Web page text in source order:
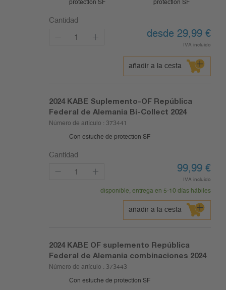
protection SF protection SF
Cantidad
desde 29,99 €
IVA incluido
añadir a la cesta
2024 KABE Suplemento-OF República
Federal de Alemania Bi-Collect 2024
Número de artículo : 373441
Con estuche de protection SF
Cantidad
99,99 €
IVA incluido
disponible, entrega en 5-10 días hábiles
añadir a la cesta
2024 KABE OF suplemento República
Federal de Alemania combinaciones 2024
Número de artículo : 373443
Con estuche de protection SF